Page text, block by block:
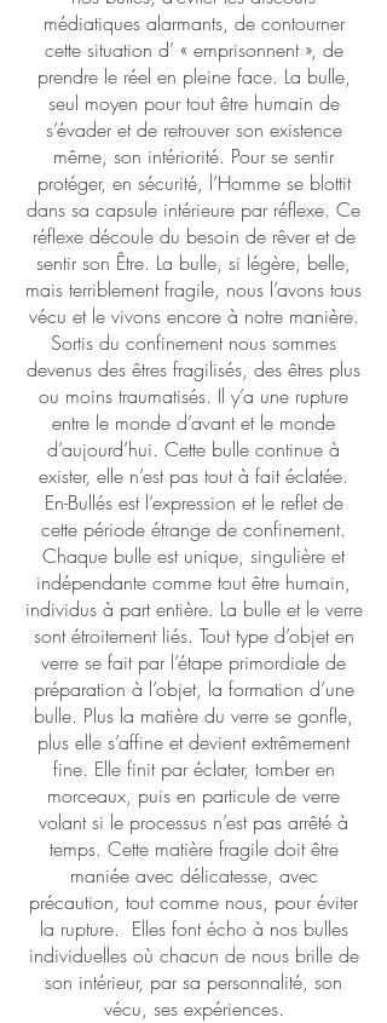
médiatiques alarmants, de contourner
cette situation d’ « emprisonnent », de
prendre le réel en pleine face. La bulle,
seul moyen pour tout être humain de
s’évader et de retrouver son existence
même, son intériorité. Pour se sentir
protéger, en sécurité, l’Homme se blottit
dans sa capsule intérieure par réflexe. Ce
réflexe découle du besoin de rêver et de
sentir son Être. La bulle, si légère, belle,
mais terriblement fragile, nous l’avons tous
vécu et le vivons encore à notre manière.
Sortis du confinement nous sommes
devenus des êtres fragilisés, des êtres plus
ou moins traumatisés. Il y’a une rupture
entre le monde d’avant et le monde
d’aujourd’hui. Cette bulle continue à
exister, elle n’est pas tout à fait éclatée.
En-Bullés est l’expression et le reflet de
cette période étrange de confinement.
Chaque bulle est unique, singulière et
indépendante comme tout être humain,
individus à part entière. La bulle et le verre
sont étroitement liés. Tout type d’objet en
verre se fait par l’étape primordiale de
préparation à l’objet, la formation d’une
bulle. Plus la matière du verre se gonfle,
plus elle s’affine et devient extrêmement
fine. Elle finit par éclater, tomber en
morceaux, puis en particule de verre
volant si le processus n’est pas arrêté à
temps. Cette matière fragile doit être
maniée avec délicatesse, avec
précaution, tout comme nous, pour éviter
la rupture. Elles font écho à nos bulles
individuelles où chacun de nous brille de
son intérieur, par sa personnalité, son
vécu, ses expériences.